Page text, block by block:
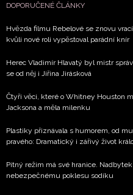
DOPORUČENÉ ČLÁNKY
Hvězda filmu Rebelové se znovu
kvůli nové roli vypěstoval parádní knír
Herec Vladimír Hlavatý byl mistr
se od něj i Jiřina Jirásková
Čtyři věci, které o Whitney Houston
Jacksona a měla milenku
Plastiky přiznávala s humorem, od
pravého: Dramatický i zářivý život
Pitný režim má své hranice.
nebezpečnému poklesu sodíku